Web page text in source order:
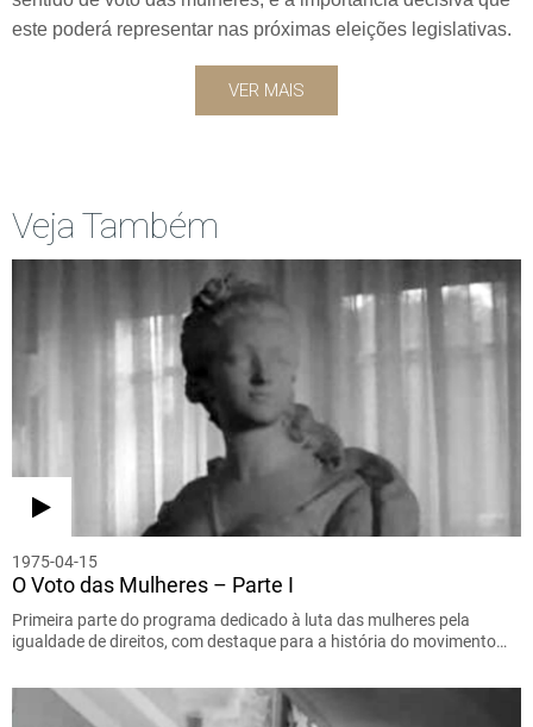
este poderá representar nas próximas eleições legislativas.
VER MAIS
Veja Também
1975-04-15
O Voto das Mulheres – Parte I
Primeira parte do programa dedicado à luta das mulheres pela
igualdade de direitos, com destaque para a história do movimento…